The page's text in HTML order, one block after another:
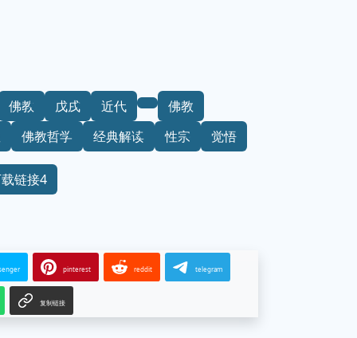
佛教 戊戌 近代
佛教
佛教哲学 经典解读 性宗 觉悟
链接4
pinterest reddit telegram
复制链接